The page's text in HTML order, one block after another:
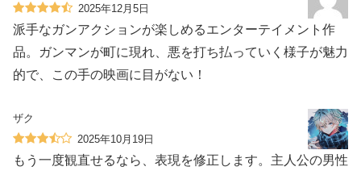
2025年12月5日
派手なガンアクションが楽しめるエンターテイメント作
品。ガンマンが町に現れ、悪を打ち払っていく様子が魅力
的で、この手の映画に目がない！
ザク
2025年10月19日
もう一度観直せるなら、表現を修正します。主人公の男性